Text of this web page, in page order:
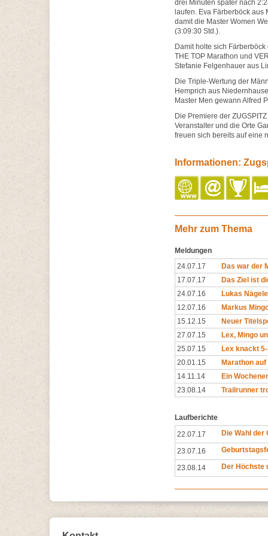
drei Minuten später nach
laufen. Eva Färberböck
damit die Master Women
(3:09:30 Std.).
Damit holte sich
THE TOP Marathon und
Stefanie Felgenhauer aus
Die Triple-Wertung der
Hemprich aus
Master Men gewann Alfred
Die Premiere der
Veranstalter und die Orte
freuen sich bereits auf eine
Informationen:
Mehr zum Thema
Meldungen
24.07.17
Das war der
17.07.17
Das Ziel ist
24.07.16
Lukas
12.07.16
Markus
15.12.15
Neuer
27.07.15
Lex, Mingo
25.07.15
Lex knackt
20.01.15
Marathon
14.11.14
Ein
23.08.14
Trailrunner
Laufberichte
22.07.17
Die Wahl der
23.07.16
23.08.14 Der Höchste